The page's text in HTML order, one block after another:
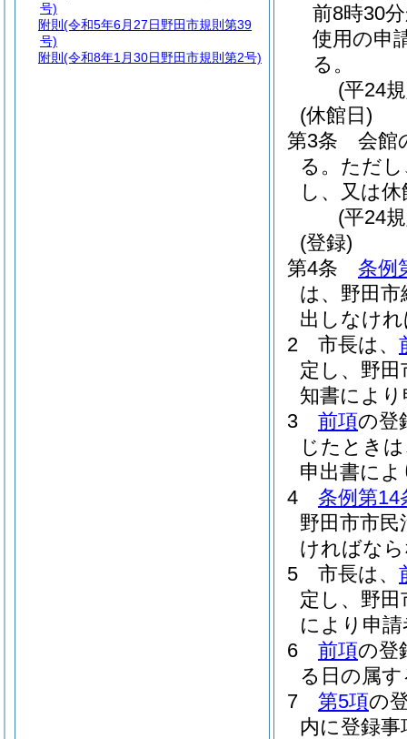
前8時30
使用の申
る。
(平24
(休館日)
第3条
会館
る。 ただ
し、又は
(平24
(登録)
第4条
条例
は、野田市
出しなけ
2
市長は、
定し、野田
知書によ
3
前項の登
じたとき
申出書に
4
条例第14
野田市市
ければな
5
市長は、
定し、野
により申
6
前項の登
る日の属
7
第5項の
内に登録
号)
附則 (令和5年6月27日野田市規則第39
号)
附則 (令和8年1月30日野田市規則第2号)